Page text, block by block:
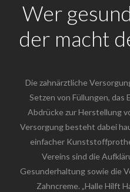
Wer
der macht
Die zahnärztliche
Setzen von Füllungen,
Abdrücke zur Herstellung
Versorgung besteht dabei
einfacher
Vereins sind die
Gesunderhaltung sowie die
Zahncreme. „Halle Hilft